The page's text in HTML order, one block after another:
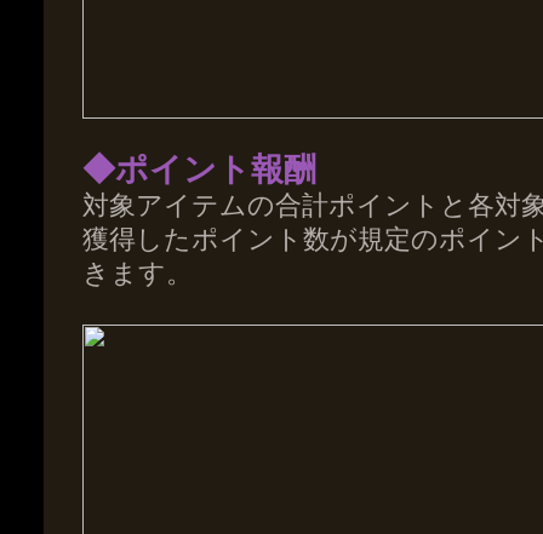
◆ポイント報酬
対象アイテムの合計ポイントと各対
獲得したポイント数が規定のポイン
きます。